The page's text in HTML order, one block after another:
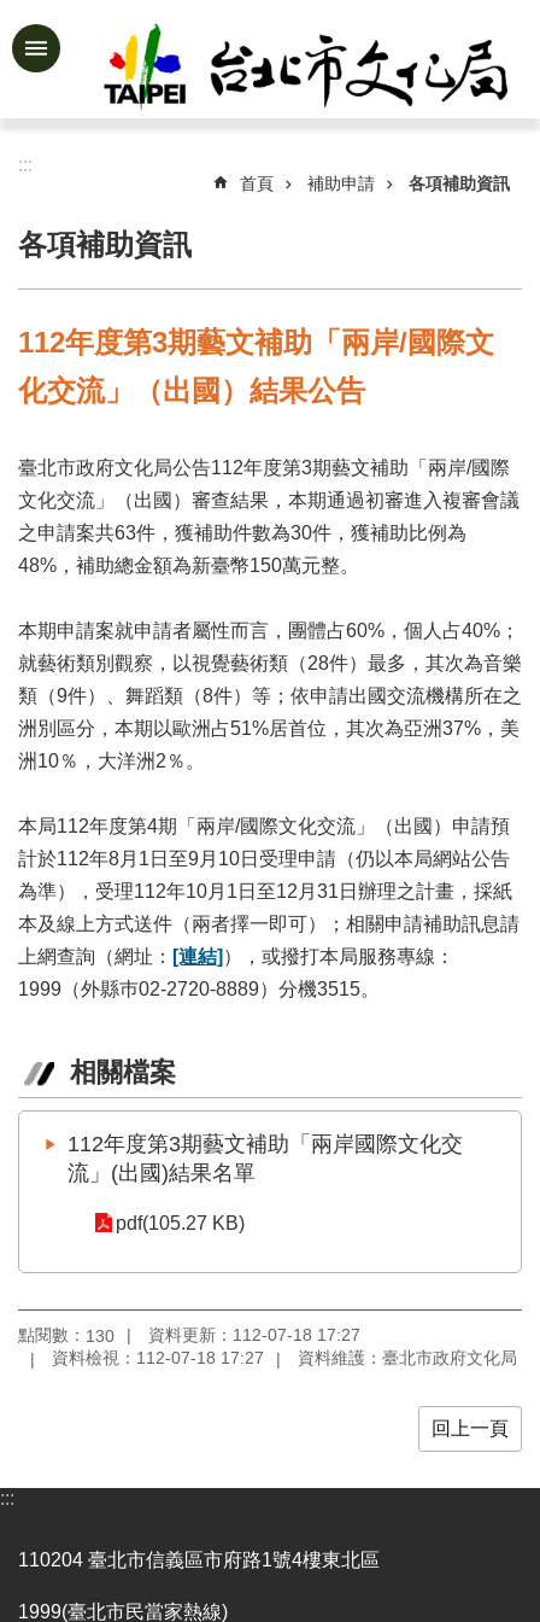
跳到主要內容區塊
進
告
訊
認
化
局
業
務
目
臺
北
藝
文
空
歷
年
文
化
節
慶
專
區
補
助/
公
資
:::
首頁 補助申請 各項補助資訊
各項補助資訊
112年度第3期藝文補助「兩岸/國際文
化交流」（出國）結果公告
臺北市政府文化局公告112年度第3期藝文補助「兩岸/國際
文化交流」（出國）審查結果，本期通過初審進入複審會議
之申請案共63件，獲補助件數為30件，獲補助比例為
48%，補助總金額為新臺幣150萬元整。
本期申請案就申請者屬性而言，團體占60%，個人占40%；
就藝術類別觀察，以視覺藝術類（28件）最多，其次為音樂
類（9件）、舞蹈類（8件）等；依申請出國交流機構所在之
洲別區分，本期以歐洲占51%居首位，其次為亞洲37%，美
洲10％，大洋洲2％。
本局112年度第4期「兩岸/國際文化交流」（出國）申請預
計於112年8月1日至9月10日受理申請（仍以本局網站公告
為準），受理112年10月1日至12月31日辦理之計畫，採紙
本及線上方式送件（兩者擇一即可）；相關申請補助訊息請
上網查詢（網址： [連結] ），或撥打本局服務專線：
1999（外縣巿02-2720-8889）分機3515。
相關檔案
112年度第3期藝文補助「兩岸國際文化交
流」(出國)結果名單
pdf(105.27 KB)
點閱數： 130
資料更新：112-07-18 17:27
資料檢視：112-07-18 17:27
資料維護：臺北市政府文化局
回上一頁
:::
110204 臺北市信義區市府路1號4樓東北區
1999(臺北市民當家熱線)